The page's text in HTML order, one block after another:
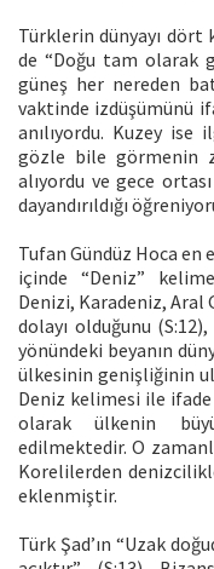
Türklerin dünyayı
de “Doğu tam olarak
güneş her nereden
vaktinde izdüşümünü
anılıyordu. Kuzey
gözle bile görmenin
alıyordu ve gece
dayandırıldığı
Tufan Gündüz Hoca en
içinde “Deniz”
Denizi, Karadeniz, Aral
dolayı olduğunu
yönündeki beyanın
ülkesinin genişliğinin
Deniz kelimesi ile ifade
olarak ülkenin
edilmektedir. O
Korelilerden
eklenmiştir.
Türk Şad’ın “Uzak